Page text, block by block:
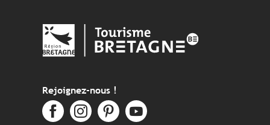
Rejoignez-nous !